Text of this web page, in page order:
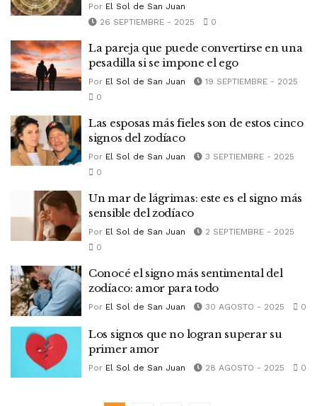
Por El Sol de San Juan
26 SEPTIEMBRE - 2025
0
La pareja que puede convertirse en una
pesadilla si se impone el ego
Por El Sol de San Juan
19 SEPTIEMBRE - 2025
0
Las esposas más fieles son de estos cinco
signos del zodíaco
Por El Sol de San Juan
3 SEPTIEMBRE - 2025
0
Un mar de lágrimas: este es el signo más
sensible del zodíaco
Por El Sol de San Juan
2 SEPTIEMBRE - 2025
0
Conocé el signo más sentimental del
zodíaco: amor para todo
Por El Sol de San Juan 30 AGOSTO - 2025 0
Los signos que no logran superar su
primer amor
Por El Sol de San Juan 28 AGOSTO - 2025 0